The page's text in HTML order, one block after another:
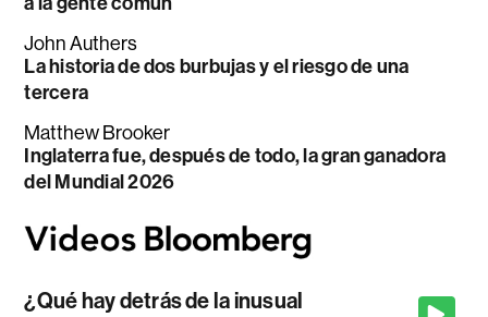
John Authers
La historia de dos burbujas y el riesgo de una
tercera
Matthew Brooker
Inglaterra fue, después de todo, la gran ganadora
del Mundial 2026
¿Qué hay detrás de la inusual